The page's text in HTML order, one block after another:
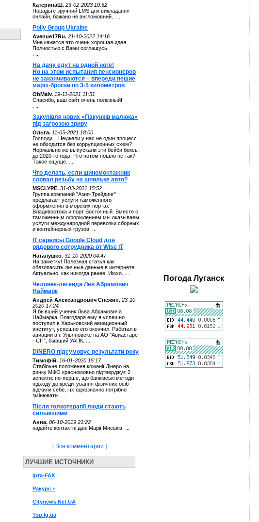
КатеринаШ. 23-02-2023 10:52
Порадьте зручний LMS для викладання
онлайн, бажано не англомовний. . ...
Polly Group Ukraine
Avenue17Ru. 21-10-2022 14:16
Мне кажется это очень хорошая идея.
Полностью с Вами соглашусь.
На дачу едут на одной ноге!
Но на этом испытания пенсионеров
не заканчиваются – впереди пешие
марш-броски по 3-5 километров
ОbMalv. 19-11-2021 11:51
Спасибо, ваш сайт очень полезный!
Закупівля нових «Пакунків малюка»
під загрозою зриву
Ольга. 11-05-2021 18:00
Господи... Неужели у нас не один процесс
не обходится без коррупционных схем?
Нормально же выпускали эти бейби боксы
до 2020-го года. Что потом пошло не так?
Такое ощуще. ...
Что делать, если шиномонтажник
сорвал резьбу на шпильке авто?
MSCLYPE. 31-03-2021 15:52
Группа компаний "Азия-Трейдинг"
предлагает услуги таможенного
оформления в морских портах
Владивостока и порт Восточный. Вместе с
таможенным оформлением мы оказываем
услуги международной перевозки сборных
и контейнерных грузов. ...
IT сервисы Google Cloud для
рядового сотрудника от Wise IT
Наталушко. 31-10-2020 04:47
На заметку! Полезная статья как
обезопасить личные данные в интернете.
Актуально, как никогда ранее. Имхо. ...
Человек-легенда Лев Абрамович
Наймарк
Андрей Александрович Снежин. 23-10-
2020 17:24
Я бывший ученик Льва Абрамовича
Наймарка. Благодаря ему я успешно
поступил в Харьковский авиационный
институт, успешно его окончил. Работал в
авиации в г. Ульяновске на АО "Авиастаре
- СП", бывший УАПК. ...
DINERO підсумовує результати року
Тимофій. 16-01-2020 15:17
Стабільне положення команії Дінеро на
ринку МФО красномовно підтверджує 2
аспекти: по-перше, що банківські методи
підходу до кредитування фізичних осіб
віджили себе, і їх однозначно потрібно
змінювати. ...
Після голкотерапії люди стають
сильнішими
Анна. 06-10-2019 21:22
надайте контактні дані Марії Миськів. ...
[ Все комментарии ]
ЛУЧШИЕ ИСТОЧНИКИ
Ірта-FAX
Ракурс +
Citynews.Net.UA
Top.lg.ua
Погода Луганск